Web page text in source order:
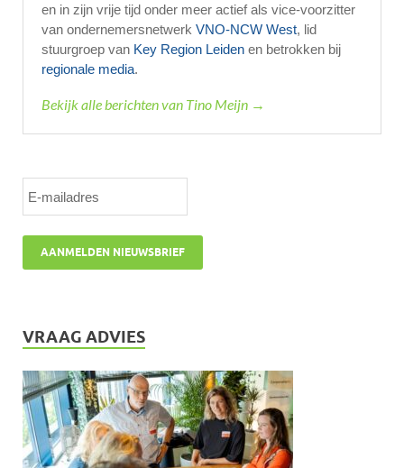
en in zijn vrije tijd onder meer actief als vice-voorzitter
van ondernemersnetwerk VNO-NCW West, lid
stuurgroep van Key Region Leiden en betrokken bij
regionale media.
Bekijk alle berichten van Tino Meijn →
VRAAG ADVIES